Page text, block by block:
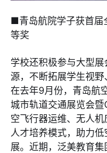
■青岛航院学子获首届
等奖
学校还积极参与大型
源，不断拓展学生视野
在去年9月份，青岛航
城市轨道交通展览会
空飞行器运维、无人
人才培养模式，助力
展。近期，泛美教育